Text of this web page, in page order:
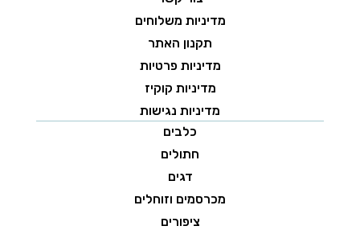
מדיניות משלוחים
תקנון האתר
מדיניות פרטיות
מדיניות קוקיז
מדיניות נגישות
כלבים
חתולים
דגים
מכרסמים וזוחלים
ציפורים